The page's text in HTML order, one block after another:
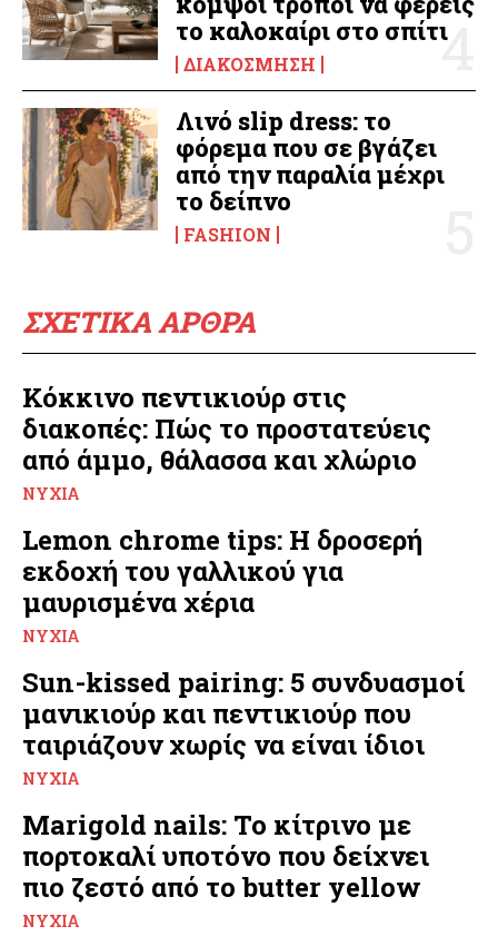
το καλοκαίρι στο σπίτι
ΔΙΑΚΌΣΜΗΣΗ
Λινό slip dress: το
φόρεμα που σε βγάζει
από την παραλία μέχρι
το δείπνο
FASHION
ΣΧΕΤΙΚΑ ΑΡΘΡΑ
Κόκκινο πεντικιούρ στις
διακοπές: Πώς το προστατεύεις
από άμμο, θάλασσα και χλώριο
ΝΎΧΙΑ
Lemon chrome tips: Η δροσερή
εκδοχή του γαλλικού για
μαυρισμένα χέρια
ΝΎΧΙΑ
Sun-kissed pairing: 5 συνδυασμοί
μανικιούρ και πεντικιούρ που
ταιριάζουν χωρίς να είναι ίδιοι
ΝΎΧΙΑ
Marigold nails: Το κίτρινο με
πορτοκαλί υποτόνο που δείχνει
πιο ζεστό από το butter yellow
ΝΎΧΙΑ